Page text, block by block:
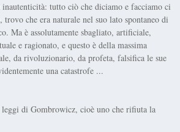
tutto ciò che diciamo e facciamo ci
che era naturale nel suo lato spontaneo di
Ma è assolutamente sbagliato, artificiale,
e ragionato, e questo è della massima
da rivoluzionario, da profeta, falsifica le sue
una catastrofe ...
di Gombrowicz, cioè uno che rifiuta la